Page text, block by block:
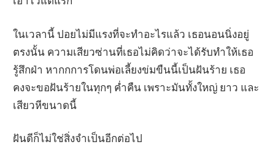
ในเวลานี้ ปอยไม่มีแรงที่จะทำอะไรแล้ว เธอนอนนิ่งอยู่
ตรงนั้น ความเสียวซ่านที่เธอไม่คิดว่าจะได้รับทำให้เธอ
รู้สึกฝ่า หากกการโดนพ่อเลี้ยงข่มขืนนี้เป็นฝันร้าย เธอ
คงจะขอฝันร้ายในทุกๆ ค่ำคืน เพราะมันทั้งใหญ่ ยาว และ
เสียวหีขนาดนี้
ฝันดีก็ไม่ใช่สิ่งจำเป็นอีกต่อไป